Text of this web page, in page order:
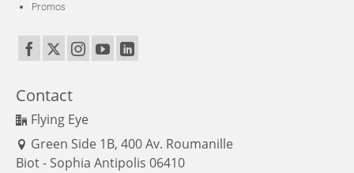
Promos
Contact
Flying Eye
Green Side 1B, 400 Av. Roumanille
Biot - Sophia Antipolis 06410